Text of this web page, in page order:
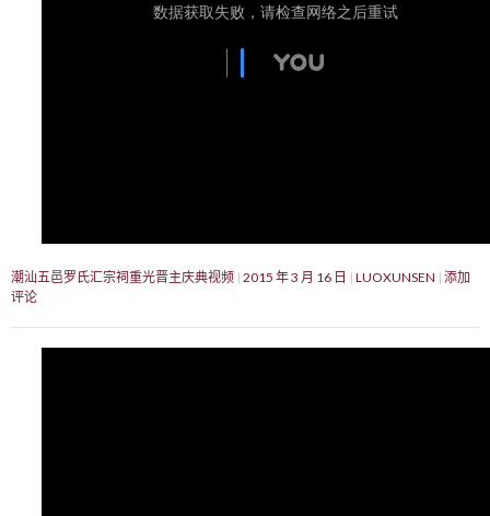
潮汕五邑罗氏汇宗祠重光晋主庆典视频 2015 年 3 月 16 日 LUOXUNSEN 添加
评论